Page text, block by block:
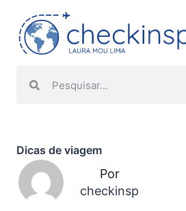
Dicas de viagem
Por
checkinsp